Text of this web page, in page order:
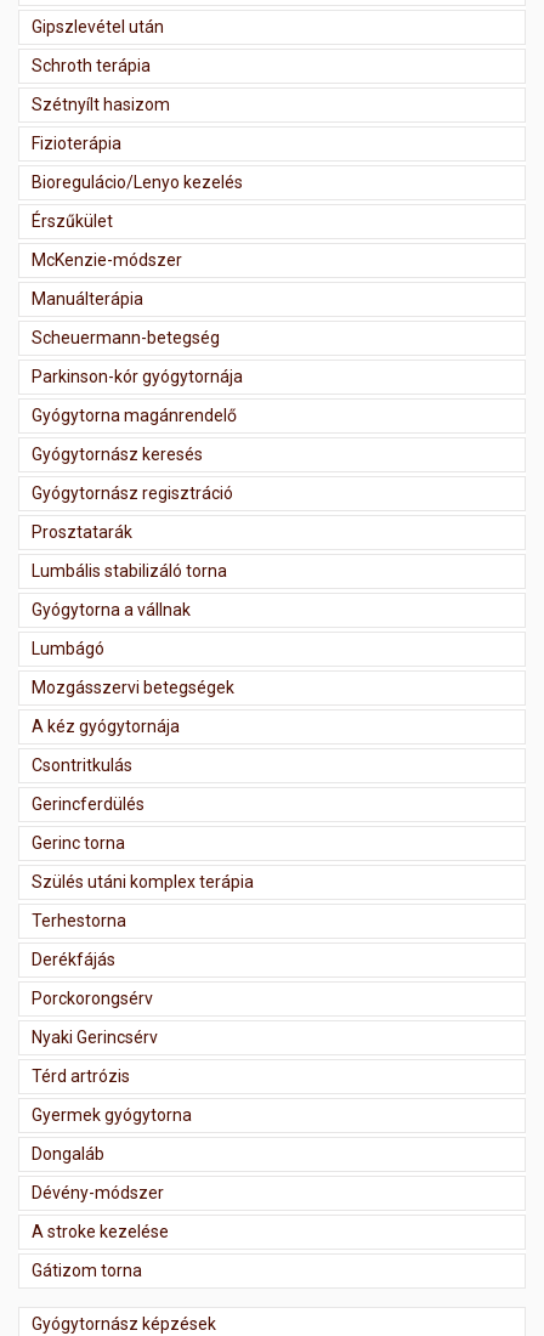
Gipszlevétel után
Schroth terápia
Szétnyílt hasizom
Fizioterápia
Bioregulácio/Lenyo kezelés
Érszűkület
McKenzie-módszer
Manuálterápia
Scheuermann-betegség
Parkinson-kór gyógytornája
Gyógytorna magánrendelő
Gyógytornász keresés
Gyógytornász regisztráció
Prosztatarák
Lumbális stabilizáló torna
Gyógytorna a vállnak
Lumbágó
Mozgásszervi betegségek
A kéz gyógytornája
Csontritkulás
Gerincferdülés
Gerinc torna
Szülés utáni komplex terápia
Terhestorna
Derékfájás
Porckorongsérv
Nyaki Gerincsérv
Térd artrózis
Gyermek gyógytorna
Dongaláb
Dévény-módszer
A stroke kezelése
Gátizom torna
Gyógytornász képzések